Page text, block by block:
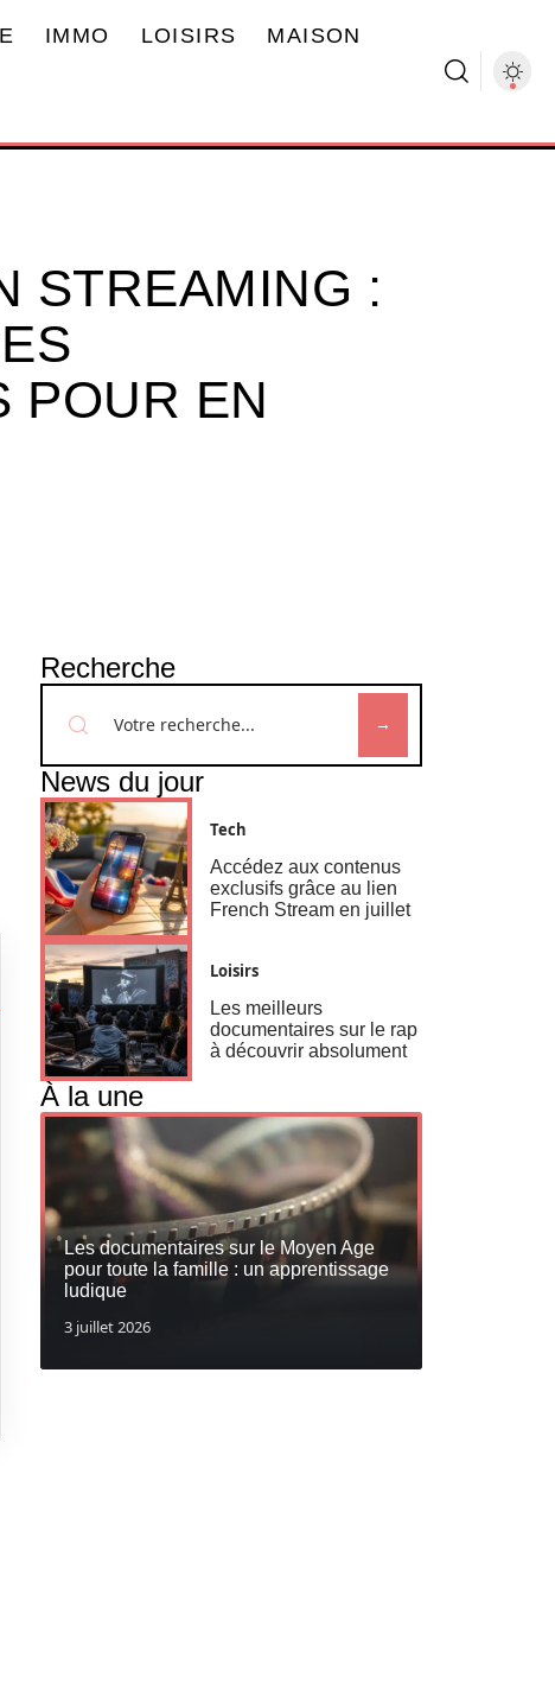
IMMO LOISIRS MAISON
STREAMING :
POUR EN
Recherche
News du jour
Tech
Accédez aux contenus
exclusifs grâce au lien
French Stream en juillet
Loisirs
Les meilleurs
documentaires sur le rap
à découvrir absolument
À la une
Les documentaires sur le Moyen Age
pour toute la famille : un apprentissage
ludique
3 juillet 2026